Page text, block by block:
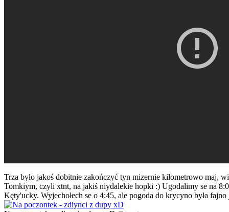
Trza było jakoś dobitnie zakończyć tyn mizernie kilometrowo maj,
Tomkiym, czyli xtnt, na jakiś niydalekie hopki :) Ugodalimy se na
Kęty'ucky. Wyjechołech se o 4:45, ale pogoda do krycyno była